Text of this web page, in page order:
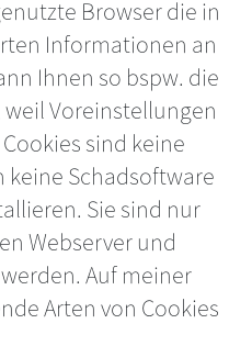
Browser die in
Informationen an
Ihnen so bspw. die
Voreinstellungen
sind keine
Schadsoftware
Sie sind nur
Webserver und
Auf meiner
Arten von Cookies